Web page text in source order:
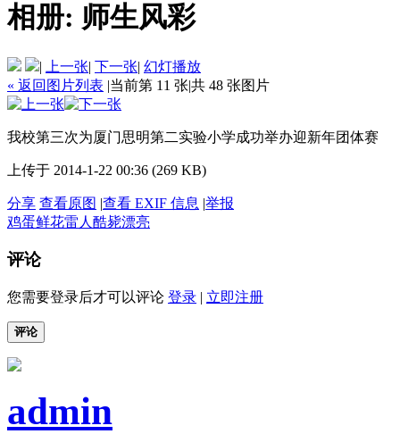
相册: 师生风彩
| 上一张| 下一张| 幻灯播放
« 返回图片列表 |当前第 11 张|共 48 张图片
我校第三次为厦门思明第二实验小学成功举办迎新年团体赛
上传于 2014-1-22 00:36 (269 KB)
分享 查看原图 |查看 EXIF 信息 |举报
鸡蛋鲜花雷人 酷毙漂亮
评论
您需要登录后才可以评论 登录 | 立即注册
评论
admin